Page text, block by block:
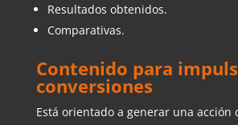
Resultados obtenidos.
Comparativas.
Contenido para
conversiones
Está orientado a generar una acción